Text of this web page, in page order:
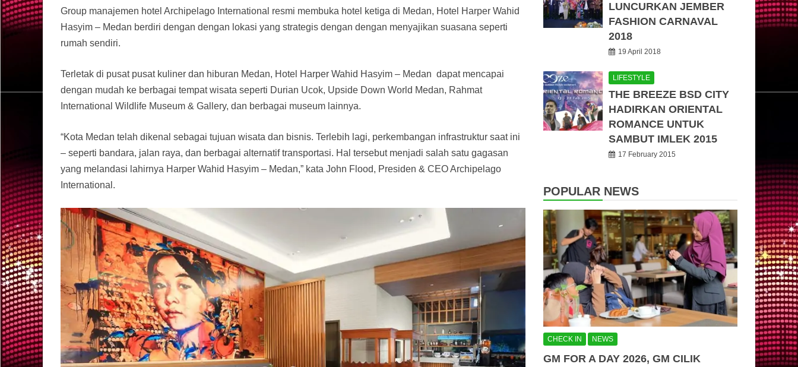
Group manajemen hotel Archipelago International resmi membuka hotel ketiga di Medan, Hotel Harper Wahid
Hasyim – Medan berdiri dengan dengan lokasi yang strategis dengan dengan menyajikan suasana seperti
rumah sendiri.
Terletak di pusat pusat kuliner dan hiburan Medan, Hotel Harper Wahid Hasyim – Medan dapat mencapai
dengan mudah ke berbagai tempat wisata seperti Durian Ucok, Upside Down World Medan, Rahmat
International Wildlife Museum & Gallery, dan berbagai museum lainnya.
“Kota Medan telah dikenal sebagai tujuan wisata dan bisnis. Terlebih lagi, perkembangan infrastruktur saat ini
– seperti bandara, jalan raya, dan berbagai alternatif transportasi. Hal tersebut menjadi salah satu gagasan
yang melandasi lahirnya Harper Wahid Hasyim – Medan,” kata John Flood, Presiden & CEO Archipelago
International.
LUNCURKAN JEMBER
FASHION CARNAVAL
2018
19 April 2018
LIFESTYLE
THE BREEZE BSD CITY
HADIRKAN ORIENTAL
ROMANCE UNTUK
SAMBUT IMLEK 2015
17 February 2015
POPULAR NEWS
CHECK IN NEWS
GM FOR A DAY 2026, GM CILIK